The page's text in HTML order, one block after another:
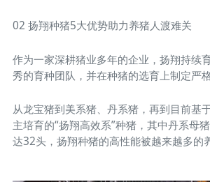
02 扬翔种猪5大优势助力养猪人渡难关
作为一家深耕猪业多年的企业，扬翔持续
秀的育种团队，并在种猪的选育上制定严格
从龙宝猪到美系猪、丹系猪，再到目前基
主培育的“扬翔高效系”种猪，其中丹系母
达32头，扬翔种猪的高性能被越来越多的